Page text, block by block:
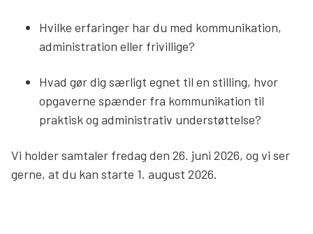
Hvilke erfaringer har du med kommunikation,
administration eller frivillige?
Hvad gør dig særligt egnet til en stilling, hvor
opgaverne spænder fra kommunikation til
praktisk og administrativ understøttelse?
Vi holder samtaler fredag den 26. juni 2026, og vi ser
gerne, at du kan starte 1. august 2026.